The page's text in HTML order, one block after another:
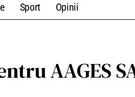
Sport Opinii
AAGES